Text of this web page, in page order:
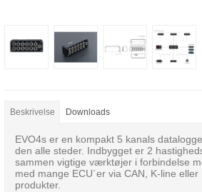
Beskrivelse Downloads
EVO4s er en kompakt 5 kanals
den alle steder. Indbygget er 2
sammen vigtige værktøjer i forbindelse
med mange ECU´er via CAN, K-line
produkter.